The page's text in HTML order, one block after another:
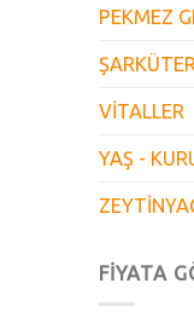
PEKMEZ
VİTALLER
YAŞ -
FIYATA